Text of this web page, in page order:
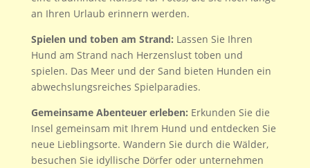
an Ihren Urlaub erinnern werden.
Spielen und toben am Strand: Lassen Sie Ihren
Hund am Strand nach Herzenslust toben und
spielen. Das Meer und der Sand bieten Hunden ein
abwechslungsreiches Spielparadies.
Gemeinsame Abenteuer erleben: Erkunden Sie die
Insel gemeinsam mit Ihrem Hund und entdecken Sie
neue Lieblingsorte. Wandern Sie durch die Wälder,
besuchen Sie idyllische Dörfer oder unternehmen